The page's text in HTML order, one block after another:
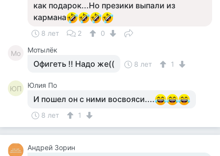
как подарок...Но презики выпали из
кармана
8 лет 2 0
Мо Мотылёк
Офигеть !! Надо же(( 8 лет 1
ЮП Юлия По
И пошел он с ними восвояси....
8 лет 1
Андрей Зорин